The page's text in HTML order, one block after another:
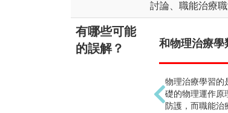
討論、職能治療職
有哪些可能
的誤解？
和物理治療學
物理治療學習的
礎的物理運作原
防護，而職能治